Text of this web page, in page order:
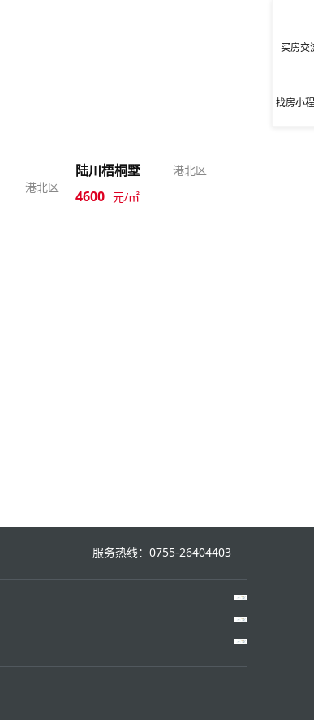
港北区
陆川梧桐墅 港北区
4600 元/㎡
买房交
找房小
服务热线：0755-26404403